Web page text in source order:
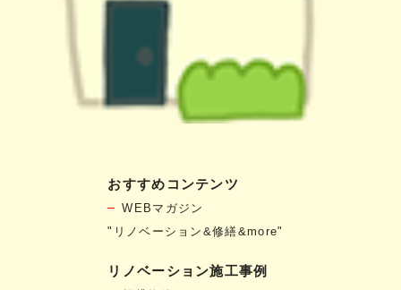
おすすめコンテンツ
WEBマガジン
"リノベーション&修繕&more"
リノベーション施工事例